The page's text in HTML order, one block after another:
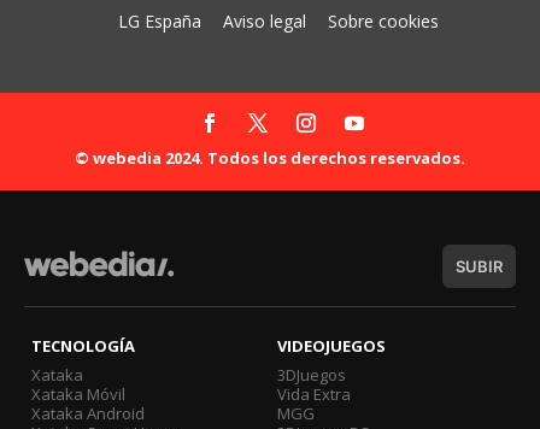
LG España Aviso legal Sobre cookies
© webedia 2024. Todos los derechos reservados.
SUBIR
TECNOLOGÍA
Xataka
Xataka Móvil
Xataka Android
VIDEOJUEGOS
3DJuegos
Vida Extra
MGG